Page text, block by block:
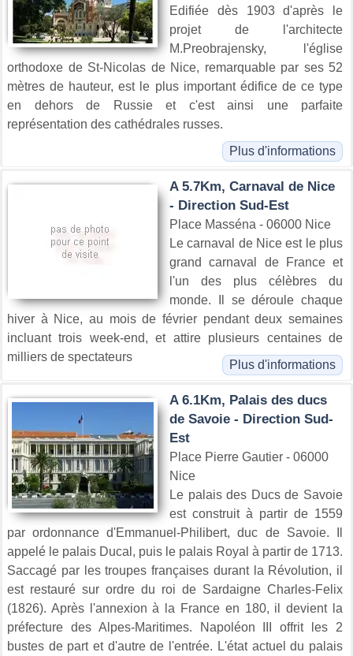
Edifiée dès 1903 d'après le
projet de l'architecte
M.Preobrajensky, l'église
orthodoxe de St-Nicolas de Nice, remarquable par ses 52
mètres de hauteur, est le plus important édifice de ce type
en dehors de Russie et c'est ainsi une parfaite
représentation des cathédrales russes.
Plus d'informations
A 5.7Km, Carnaval de Nice
- Direction Sud-Est
Place Masséna - 06000 Nice
Le carnaval de Nice est le plus
grand carnaval de France et
l'un des plus célèbres du
monde. Il se déroule chaque
hiver à Nice, au mois de février pendant deux semaines
incluant trois week-end, et attire plusieurs centaines de
milliers de spectateurs
Plus d'informations
A 6.1Km, Palais des ducs
de Savoie - Direction Sud-
Est
Place Pierre Gautier - 06000
Nice
Le palais des Ducs de Savoie
est construit à partir de 1559
par ordonnance d'Emmanuel-Philibert, duc de Savoie. Il
appelé le palais Ducal, puis le palais Royal à partir de 1713.
Saccagé par les troupes françaises durant la Révolution, il
est restauré sur ordre du roi de Sardaigne Charles-Felix
(1826). Après l'annexion à la France en 180, il devient la
préfecture des Alpes-Maritimes. Napoléon III offrit les 2
bustes de part et d'autre de l'entrée. L'état actuel du palais